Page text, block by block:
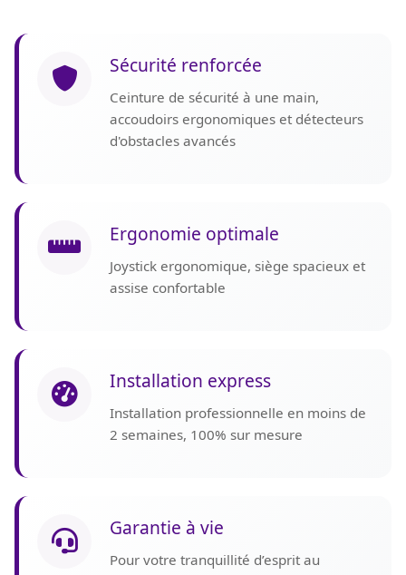
Sécurité renforcée
Ceinture de sécurité à une main,
accoudoirs ergonomiques et détecteurs
d'obstacles avancés
Ergonomie optimale
Joystick ergonomique, siège spacieux et
assise confortable
Installation express
Installation professionnelle en moins de
2 semaines, 100% sur mesure
Garantie à vie
Pour votre tranquillité d’esprit au